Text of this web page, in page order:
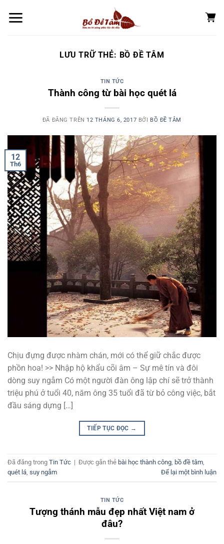
đến
LƯU TRỮ THẺ: BỒ ĐỀ TÂM
TIN TỨC
Thành công từ bài học quét lá
ĐÃ ĐĂNG TRÊN 12 THÁNG 6, 2017 BỞI BỒ ĐỀ TÂM
12
Th6
Chịu đựng được nhàm chán, mới có thể giữ chắc được
phồn hoa! >> Nhập hộ khẩu cõi âm – Sự mê tín và đôi
dòng suy ngẫm Có một người đàn ông lập chí sẽ trở thành
triệu phú ở tuổi 40, năm ông 35 tuổi đã từ bỏ công việc, bắt
đầu sáng dựng […]
TIẾP TỤC ĐỌC →
Đã đăng trong Tin Tức | Được gắn thẻ bài học thành công, bồ đề tâm,
quét lá, suy ngẫm Để lại một bình luận
TIN TỨC
Tượng thánh mẫu đẹp nhất Việt nam ở
đâu?